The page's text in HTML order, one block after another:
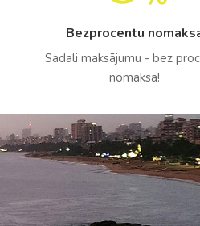
Bezprocentu
Sadali maksājumu - bez
nomaksa!